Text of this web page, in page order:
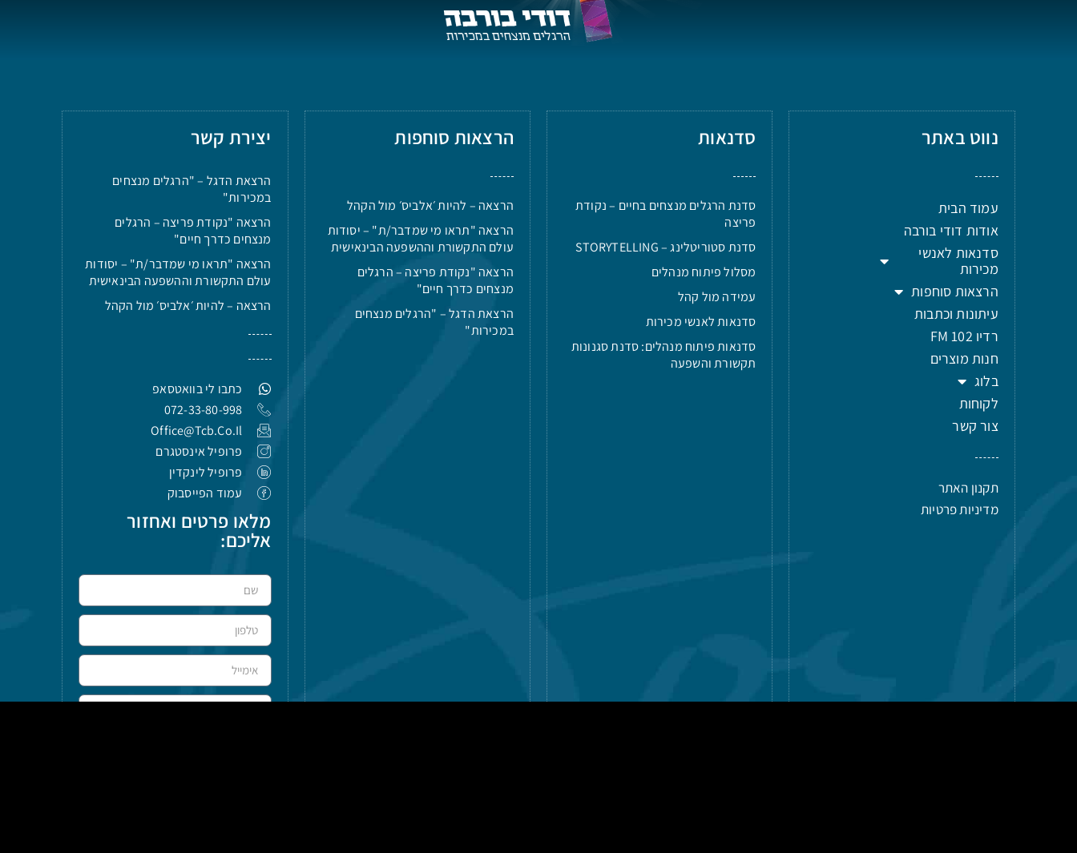
נווט באתר
עמוד הבית
אודות דודי בורבה
סדנאות לאנשי
מכירות
הרצאות סוחפות
עיתונות וכתבות
רדיו 102 FM
חנות מוצרים
בלוג
לקוחות
צור קשר
תקנון האתר
מדיניות פרטיות
סדנאות
סדנת הרגלים מנצחים בחיים – נקודת
פריצה
סדנת סטוריטלינג – STORYTELLING
מסלול פיתוח מנהלים
עמידה מול קהל
סדנאות לאנשי מכירות
סדנאות פיתוח מנהלים: סדנת סגנונות
תקשורת והשפעה
הרצאות סוחפות
הרצאה – להיות ׳אלביס׳ מול הקהל
הרצאה "תראו מי שמדבר/ת" – יסודות
עולם התקשורת וההשפעה הבינאישית
הרצאה "נקודת פריצה – הרגלים
מנצחים כדרך חיים"
הרצאת הדגל – "הרגלים מנצחים
במכירות"
יצירת קשר
הרצאת הדגל – "הרגלים מנצחים
במכירות"
הרצאה "נקודת פריצה – הרגלים
מנצחים כדרך חיים"
הרצאה "תראו מי שמדבר/ת" – יסודות
עולם התקשורת וההשפעה הבינאישית
הרצאה – להיות ׳אלביס׳ מול הקהל
כתבו לי בוואטסאפ
072-33-80-998
Office@tcb.co.il
פרופיל אינסטגרם
פרופיל לינקדין
עמוד הפייסבוק
מלאו פרטים ואחזור
אליכם: